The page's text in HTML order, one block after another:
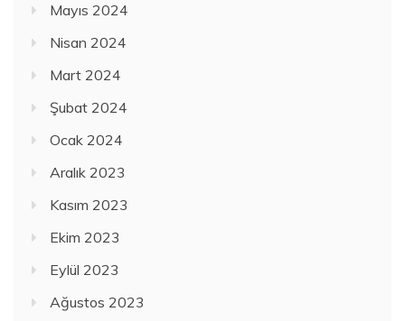
Mayıs 2024
Nisan 2024
Mart 2024
Şubat 2024
Ocak 2024
Aralık 2023
Kasım 2023
Ekim 2023
Eylül 2023
Ağustos 2023